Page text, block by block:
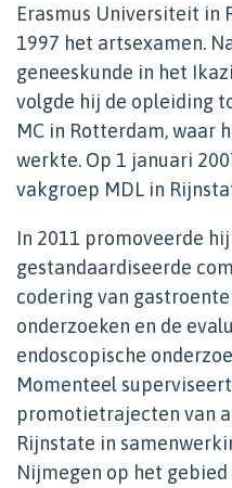
Erasmus Universiteit in
1997 het artsexamen.
geneeskunde in het
volgde hij de opleiding
MC in Rotterdam, waar
werkte. Op 1 januari
vakgroep MDL in
In 2011 promoveerde
gestandaardiseerde
codering van
onderzoeken en de
endoscopische
Momenteel
promotietrajecten van
Rijnstate in
Nijmegen op het